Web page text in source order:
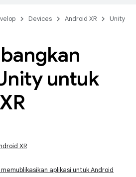
Devices Android XR
Unity
untuk
XR
aplikasi untuk Android